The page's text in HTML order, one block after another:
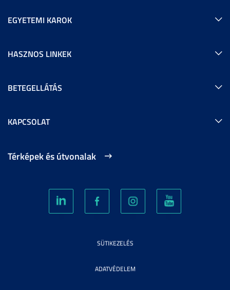
EGYETEMI KAROK
HASZNOS LINKEK
BETEGELLÁTÁS
KAPCSOLAT
Térképek és útvonalak
SÜTIKEZELÉS
ADATVÉDELEM